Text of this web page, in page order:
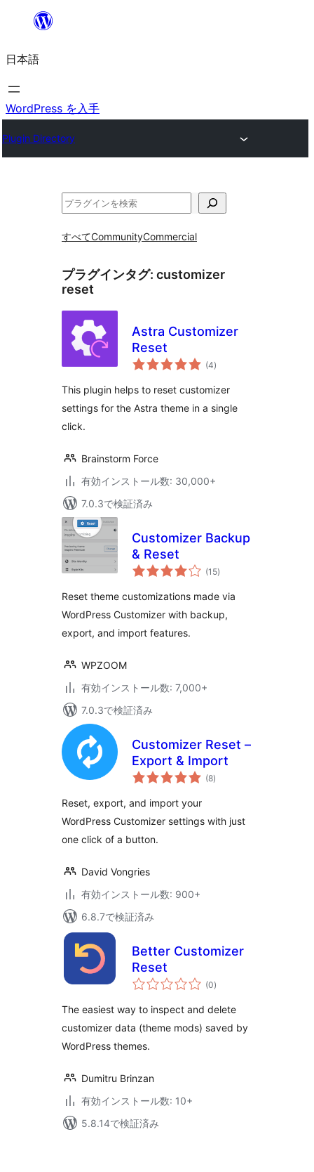
を
ス
キ
プ
日本語
WordPress を入手
Plugin Directory
検
すべてCommunityCommercial
プラグインタグ: customizer
reset
Astra Customizer
Reset
(4個
の
価
)
This plugin helps to reset customizer
settings for the Astra theme in a single
click.
Brainstorm Force
有効インストール数: 30,000+
7.0.3で検証済み
Customizer Backup
& Reset
(15個
の
価
)
Reset theme customizations made via
WordPress Customizer with backup,
export, and import features.
WPZOOM
有効インストール数: 7,000+
7.0.3で検証済み
Customizer Reset –
Export & Import
(8個
の)
Reset, export, and import your
WordPress Customizer settings with just
one click of a button.
David Vongries
有効インストール数: 900+
6.8.7で検証済み
Better Customizer
Reset
(0個
の
価
)
The easiest way to inspect and delete
customizer data (theme mods) saved by
WordPress themes.
Dumitru Brinzan
有効インストール数: 10+
5.8.14で検証済み